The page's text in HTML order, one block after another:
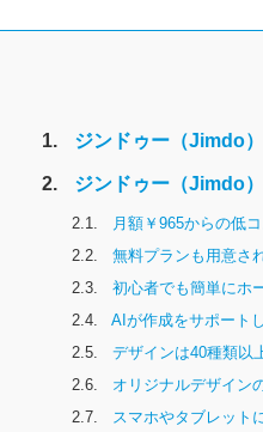
1. ジンドゥー（Jimdo
2. ジンドゥー（Jimdo
2.1.
月額￥965からの低
2.2.
無料プランも用意さ
2.3.
初心者でも簡単にホ
2.4.
AIが作成をサポート
2.5.
デザインは40種類以
2.6.
オリジナルデザイン
2.7.
スマホやタブレット